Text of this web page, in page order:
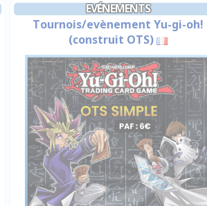
EVÉNEMENTS
Tournois/evènement Yu-gi-oh!
(construit OTS)